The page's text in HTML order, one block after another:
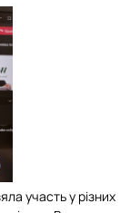
участь у різних